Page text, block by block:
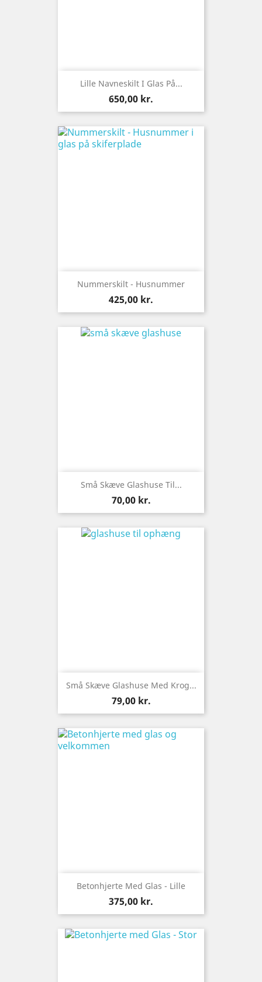
Lille Navneskilt I Glas På...
Pris
650,00 kr.
Nummerskilt - Husnummer
Pris
425,00 kr.
Små Skæve Glashuse Til...
Pris
70,00 kr.
Små Skæve Glashuse Med Krog...
Pris
79,00 kr.
Betonhjerte Med Glas - Lille
Pris
375,00 kr.